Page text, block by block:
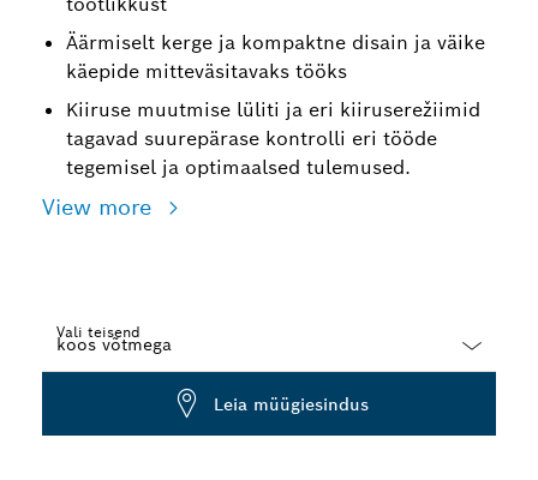
Äärmiselt kerge ja kompaktne disain ja väike
käepide mitteväsitavaks tööks
Kiiruse muutmise lüliti ja eri kiiruserežiimid
tagavad suurepärase kontrolli eri tööde
tegemisel ja optimaalsed tulemused.
View more
Vali teisend
Leia müügiesindus